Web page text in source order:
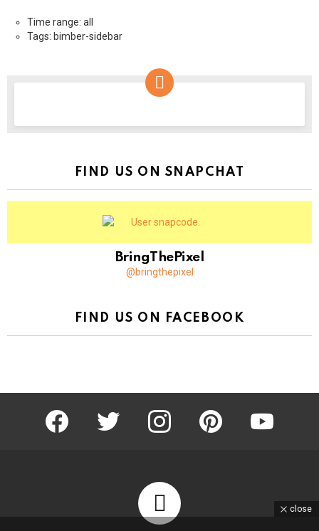
Time range: all
Tags: bimber-sidebar
FIND US ON SNAPCHAT
BringThePixel
@bringthepixel
FIND US ON FACEBOOK
facebook twitter instagram pinterest
close